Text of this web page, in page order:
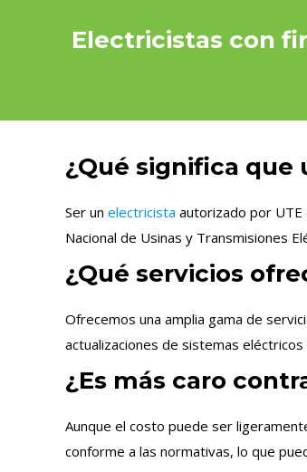
Electricistas con
¿Qué significa que
Ser un electricista autorizado por UTE
Nacional de Usinas y Transmisiones
¿Qué servicios
Ofrecemos una amplia gama de
actualizaciones de sistemas
¿Es más caro
Aunque el costo puede ser
conforme a las normativas, lo que